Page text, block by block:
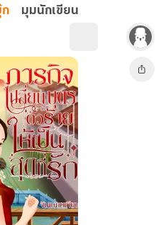
มุมนักเขียน